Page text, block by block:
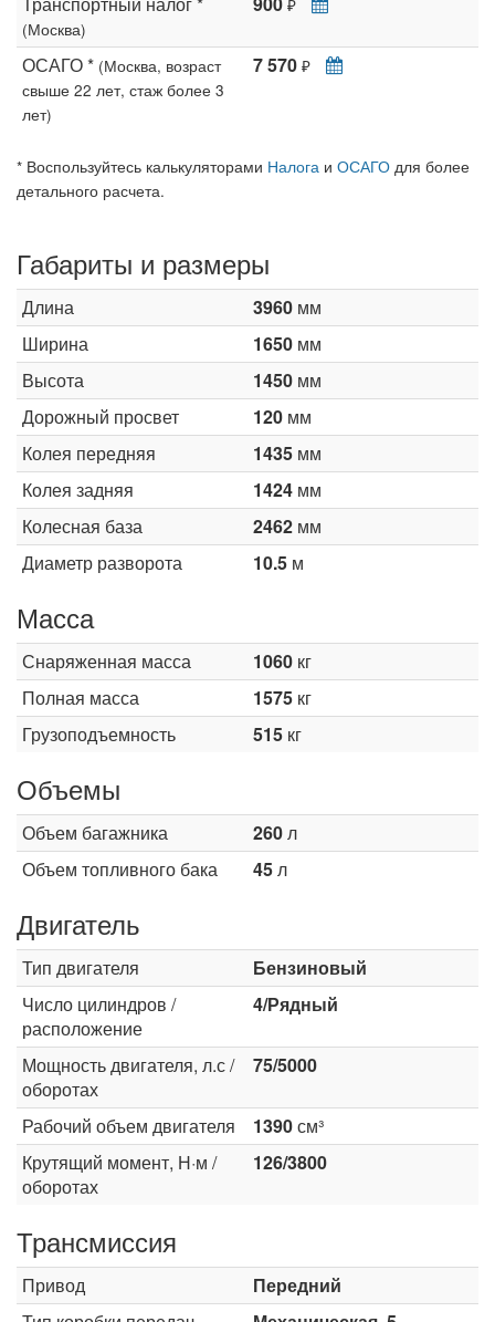
(Москва)
₽
ОСАГО * (Москва, возраст
свыше 22 лет, стаж более 3
лет)
7 570 ₽
* Воспользуйтесь калькуляторами Налога и ОСАГО для более
детального расчета.
Габариты и размеры
Длина 3960 мм
Ширина
1650 мм
Высота
1450 мм
Дорожный просвет
120 мм
Колея передняя
1435 мм
Колея задняя
1424 мм
Колесная база
2462 мм
Диаметр разворота
10.5 м
Масса
Снаряженная масса 1060 кг
Полная масса
1575 кг
Грузоподъемность
515 кг
Объемы
Объем багажника 260л
Объем топливного бака
45л
Двигатель
Тип двигателя
Бензиновый
Число цилиндров /
расположение
4/Рядный
Мощность двигателя, л.с /
оборотах
75/5000
Рабочий объем двигателя 1390см³
Крутящий момент, Н·м /
оборотах
126/3800
Трансмиссия
Привод
Передний